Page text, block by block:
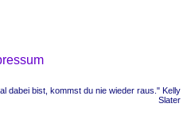
dabei bist, kommst du nie wieder raus." Kelly
Slater